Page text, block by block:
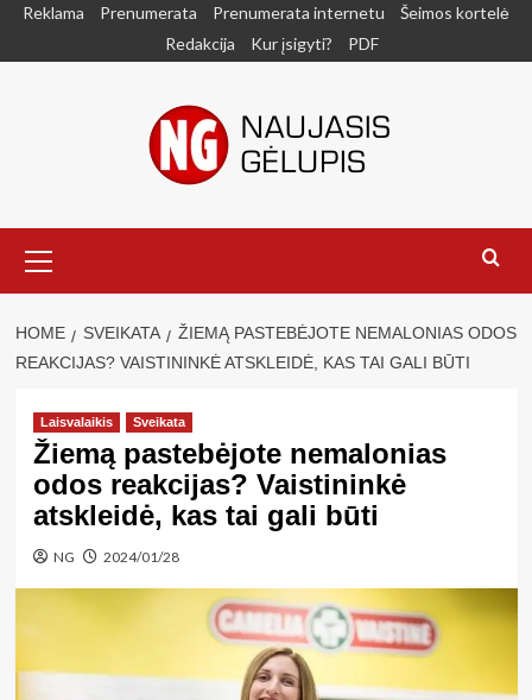
SkipReklama Prenumerata Prenumerata internetu
Šeimos kortelė
Redakcija
Kur įsigyti? PDF
Menu
HOME SVEIKATA
ŽIEMĄ PASTEBĖJOTE NEMALONIAS ODOS
REAKCIJAS? VAISTININKĖ ATSKLEIDĖ, KAS TAI GALI BŪTI
Laisvalaikis Sveikata
Žiemą pastebėjote nemalonias
odos reakcijas? Vaistininkė
atskleidė, kas tai gali būti
NG 2024/01/28